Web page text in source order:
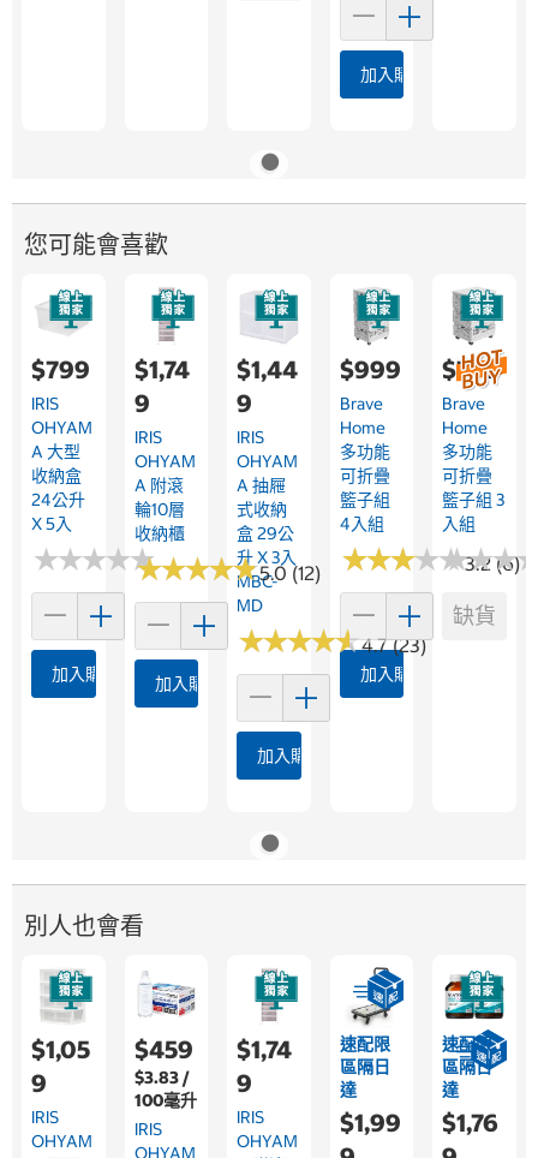
加入購物車
您可能會喜歡
$799
IRIS
OHYAM
A 大型
收納盒
24公升
X 5入
★★★★★
★★★★★
加入購物車
$1,74
9
IRIS
OHYAM
A 附滾
輪10層
收納櫃
★★★★★
★★★★★5.0 (12)
加入購物車
$1,44
9
IRIS
OHYAM
A 抽屜
式收納
盒 29公
升 X 3入
MBC-
MD
★★★★★
★★★★★4.7 (23)
加入購物車
$999
Brave
Home
多功能
可折疊
籃子組
4入組
★★★★★
★★★★★3.2 (6)
加入購物車
$799
Brave
Home
多功能
可折疊
籃子組 3
入組
★★★
★★★
缺貨
別人也會看
$1,05
9
IRIS
OHYAM
$459
$3.83 /
100毫升
IRIS
OHYAM
$1,74
9
IRIS
OHYAM
速配限
區隔日
達
$1,99
速配限
區隔日
達
$1,76